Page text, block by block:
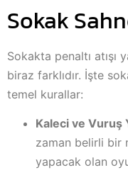
Sokak
Sokakta penaltı atışı
biraz farklıdır. İşte
temel kurallar:
Kaleci ve Vuruş
zaman belirli bir
yapacak olan